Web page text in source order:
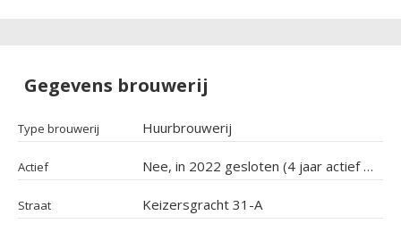
Gegevens brouwerij
Type brouwerij Huurbrouwerij
Actief Nee, in 2022 gesloten (4 jaar actief geweest)
Straat Keizersgracht 31-A